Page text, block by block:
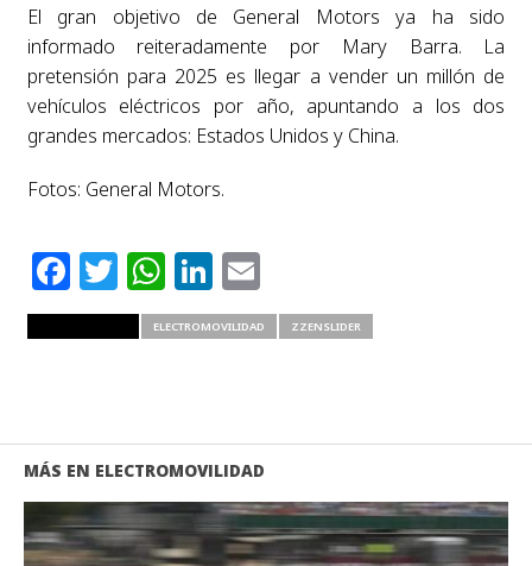
El gran objetivo de General Motors ya ha sido
informado reiteradamente por Mary Barra. La
pretensión para 2025 es llegar a vender un millón de
vehículos eléctricos por año, apuntando a los dos
grandes mercados: Estados Unidos y China.
Fotos: General Motors.
Facebook
Twitter
WhatsApp
LinkedIn
Email
ELECTROMOVILIDAD ZZENSLIDER
MÁS EN ELECTROMOVILIDAD